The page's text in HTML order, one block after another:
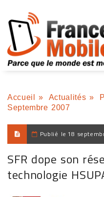
Accueil » Actualités »
Septembre 2007
Publié le 18
SFR dope son
technologie